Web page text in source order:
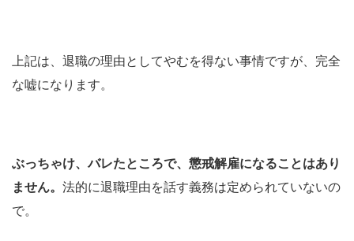
上記は、退職の理由としてやむを得ない事情ですが、完全
な嘘になります。
ぶっちゃけ、バレたところで、懲戒解雇になることはあり
ません。 法的に退職理由を話す義務は定められていないの
で。